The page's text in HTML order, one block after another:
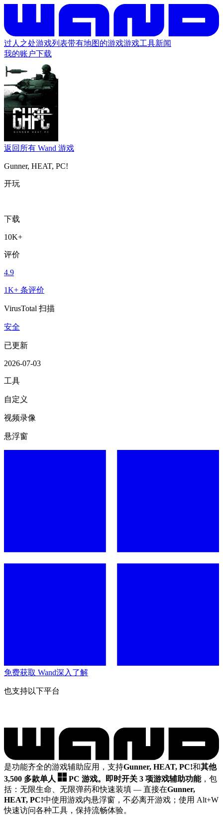
过人之处游戏列表带有地图的游戏游戏工具新闻
我的账户下载
返回所有 Wand 游戏
Gunner, HEAT, PC!
开玩
下载
10K+
评价
4.9
1K+ 条评价
VirusTotal 扫描
安全
已更新
2026-07-03
工具
自定义
视频录像
悬浮窗
免费获取 Wand深入了解
也支持以下平台
是功能齐全的游戏辅助应用，支持Gunner, HEAT, PC!和其他
3,500 多款单人
PC 游戏。 即时开关 3 项游戏辅助功能，包
括：无限生命、无限弹药和快速装填 — 直接在Gunner,
HEAT, PC!中使用游戏内悬浮窗，不必离开游戏；使用 Alt+W
快速访问各种工具，保持流畅体验。